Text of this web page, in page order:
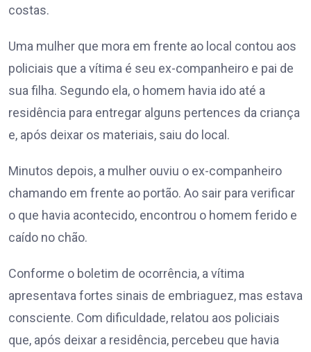
costas.
Uma mulher que mora em frente ao local contou aos
policiais que a vítima é seu ex-companheiro e pai de
sua filha. Segundo ela, o homem havia ido até a
residência para entregar alguns pertences da criança
e, após deixar os materiais, saiu do local.
Minutos depois, a mulher ouviu o ex-companheiro
chamando em frente ao portão. Ao sair para verificar
o que havia acontecido, encontrou o homem ferido e
caído no chão.
Conforme o boletim de ocorrência, a vítima
apresentava fortes sinais de embriaguez, mas estava
consciente. Com dificuldade, relatou aos policiais
que, após deixar a residência, percebeu que havia